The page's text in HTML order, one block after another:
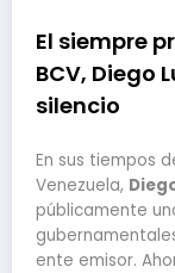
El siempre
BCV, Diego
silencio
En sus tiempos
Venezuela,
públicamente
ente emisor.